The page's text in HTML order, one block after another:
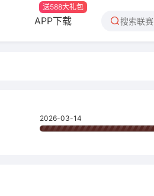
APP下载
送588大礼包
2026-03-14